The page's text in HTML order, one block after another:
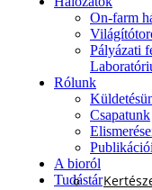
On-farm
Pályázati
Rólunk
Csapatunk
A bioról
Tudástár